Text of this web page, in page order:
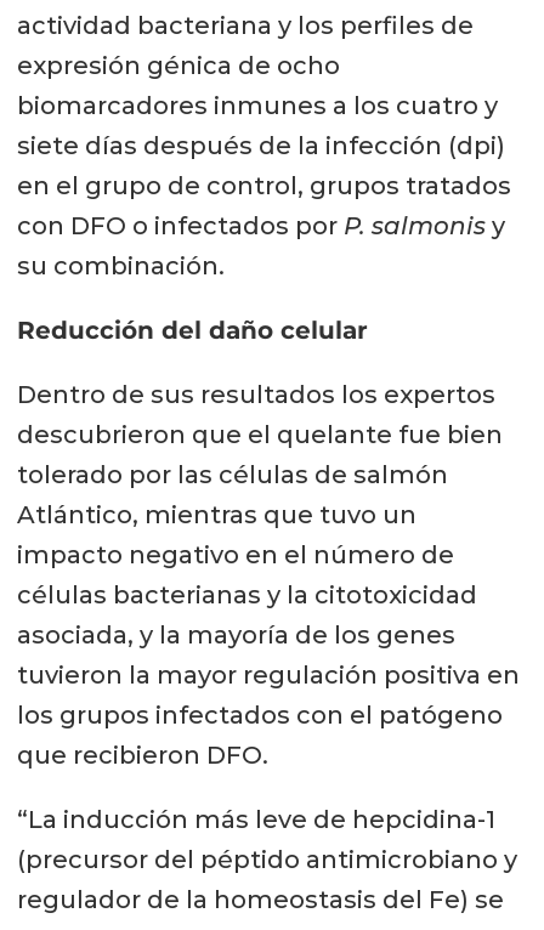
actividad bacteriana y los perfiles de
expresión génica de ocho
biomarcadores inmunes a los cuatro y
siete días después de la infección (dpi)
en el grupo de control, grupos tratados
con DFO o infectados por P. salmonisy
su combinación.
Reducción del daño celular
Dentro de sus resultados los expertos
descubrieron que el quelante fue bien
tolerado por las células de salmón
Atlántico, mientras que tuvo un
impacto negativo en el número de
células bacterianas y la citotoxicidad
asociada, y la mayoría de los genes
tuvieron la mayor regulación positiva en
los grupos infectados con el patógeno
que recibieron DFO.
“La inducción más leve de hepcidina-1
(precursor del péptido antimicrobiano y
regulador de la homeostasis del Fe) se